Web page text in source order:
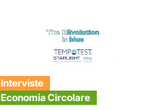
Interviste
Economia Circolare